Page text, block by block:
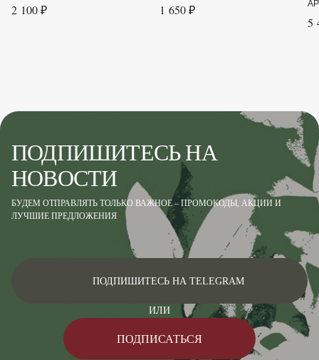
2 100 ₽ 1 650 ₽
5
ПОДПИШИТЕСЬ НА
НОВОСТИ
БУДЕМ ОТПРАВЛЯТЬ ТОЛЬКО ВАЖНОЕ – ПРОМОКОДЫ, АКЦИИ И
ЛУЧШИЕ ПРЕДЛОЖЕНИЯ
ПОДПИШИТЕСЬ НА TELEGRAM
ИЛИ
ПОДПИСАТЬСЯ